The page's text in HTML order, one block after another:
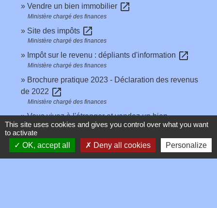
Vendre un bien immobilier open_in_new
Ministère chargé des finances
Site des impôts open_in_new
Ministère chargé des finances
Impôt sur le revenu : dépliants d'information open_in_new
Ministère chargé des finances
Brochure pratique 2023 - Déclaration des revenus
de 2022 open_in_new
Ministère chargé des finances
Vous vivez à l'étranger et vendez un bien
immobilier situé en Franceopen_in_new
Ministère chargé des finances
This site uses cookies and gives you control over what you want
to activate
OK, accept all
Deny all cookies Personalize